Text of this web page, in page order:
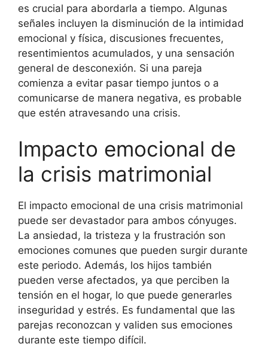
es crucial para abordarla a tiempo. Algunas
señales incluyen la disminución de la intimidad
emocional y física, discusiones frecuentes,
resentimientos acumulados, y una sensación
general de desconexión. Si una pareja
comienza a evitar pasar tiempo juntos o a
comunicarse de manera negativa, es probable
que estén atravesando una crisis.
Impacto emocional de
la crisis matrimonial
El impacto emocional de una crisis matrimonial
puede ser devastador para ambos cónyuges.
La ansiedad, la tristeza y la frustración son
emociones comunes que pueden surgir durante
este periodo. Además, los hijos también
pueden verse afectados, ya que perciben la
tensión en el hogar, lo que puede generarles
inseguridad y estrés. Es fundamental que las
parejas reconozcan y validen sus emociones
durante este tiempo difícil.